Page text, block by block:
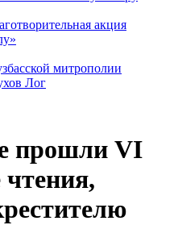
акция
митрополии
Лог
прошли VI